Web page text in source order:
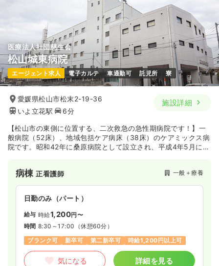
詳細を見る
医療法人社団慈生会
松山城東病院
エージェント求人 電子カルテ 車通勤可 託児所 寮
愛媛県松山市松末2-19-36
いよ立花駅
6分
施設詳細
【松山市の東側に位置する、二次救急の急性期病院です！】一
般病院（52床）、地域包括ケア病床（38床）のケアミックス病
院です。昭和42年に桑原病院として設立され、平成4年5月に
器を備えた急性期病院として、地域医療に貢献しています。訪
問看護や訪問診療など、在宅看護にも力を入れております。
病棟正看護師 一般＋療養
日勤のみ（パート）
給与 時給1,200円〜
時間 8:30～17:00 （休憩60分）
ブランク可
新卒可 第二新卒可 時給1,200円以上可
気になる 詳細を見る